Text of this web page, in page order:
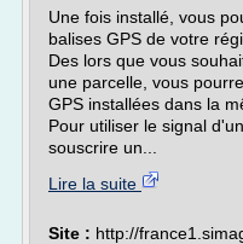
Une fois installé, vous
balises GPS de votre
Des lors que vous
une parcelle, vous
GPS installées dans la
Pour utiliser le signal
souscrire un...
Lire la suite
Site : http://